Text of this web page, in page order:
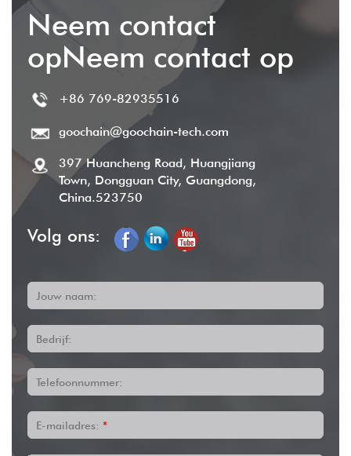
Neem contact
opNeem contact op
+86 769-82935516
goochain@goochain-tech.com
397 Huancheng Road, Huangjiang
Town, Dongguan City, Guangdong,
China.523750
Volg ons:
Jouw naam:
Bedrijf:
Telefoonnummer:
E-mailadres: *